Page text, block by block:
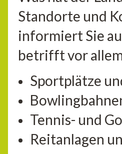
Standorte und
informiert Sie
betrifft vor
Sportplätze
Tennis- und
Reitanlagen